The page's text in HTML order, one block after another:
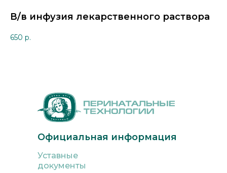
АКЦИИ УСЛУГИ И ЦЕНЫ
В/в инфузия лекарственного раствора
650 р.
Официальная информация
Уставные
документы